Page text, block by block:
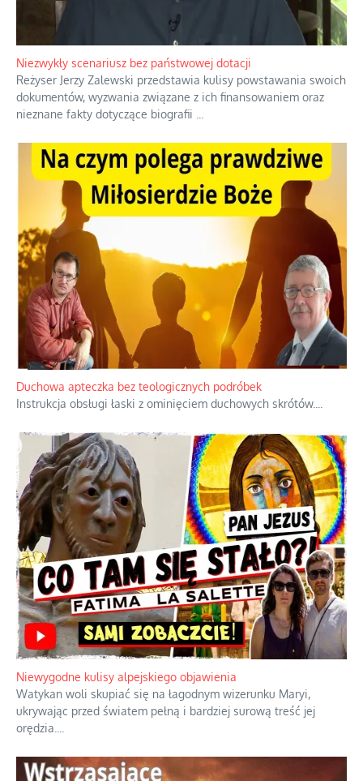
Niezwykły scenariusz bez państwowej dotacji
Reżyser Jerzy Zalewski przedstawia kulisy powstawania swoich
dokumentów, wyzwania związane z ich finansowaniem oraz
nieznane fakty dotyczące biografii
Duchowa apteczka bez teologicznych podróbek
Instrukcja obsługi łaski z ominięciem duchowych skrótów.
Niewygodne kulisy alpejskiego objawienia
Watykan woli skupiać się na łagodnym wizerunku Maryi,
ukrywając przed światem pełną i bardziej surową treść jej
orędzia.